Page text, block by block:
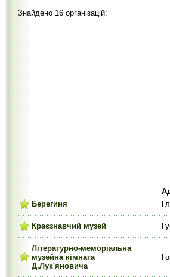
Знайдено 16 організацій:
Берегиня
Краєзнавчий музей
Літературно-меморіальна
музейна кімната
Д.Лук'яновича